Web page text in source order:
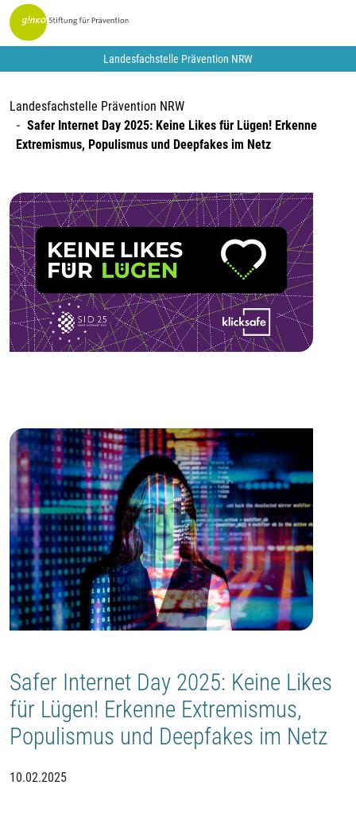
Landesfachstelle Prävention NRW
Landesfachstelle Prävention NRW
Safer Internet Day 2025: Keine Likes für Lügen! Erkenne
Extremismus, Populismus und Deepfakes im Netz
Safer Internet Day 2025: Keine Likes
für Lügen! Erkenne Extremismus,
Populismus und Deepfakes im Netz
10.02.2025